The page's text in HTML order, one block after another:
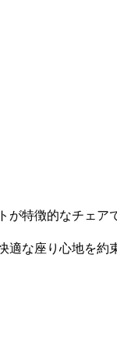
特徴的なチェ
な座り心地を約